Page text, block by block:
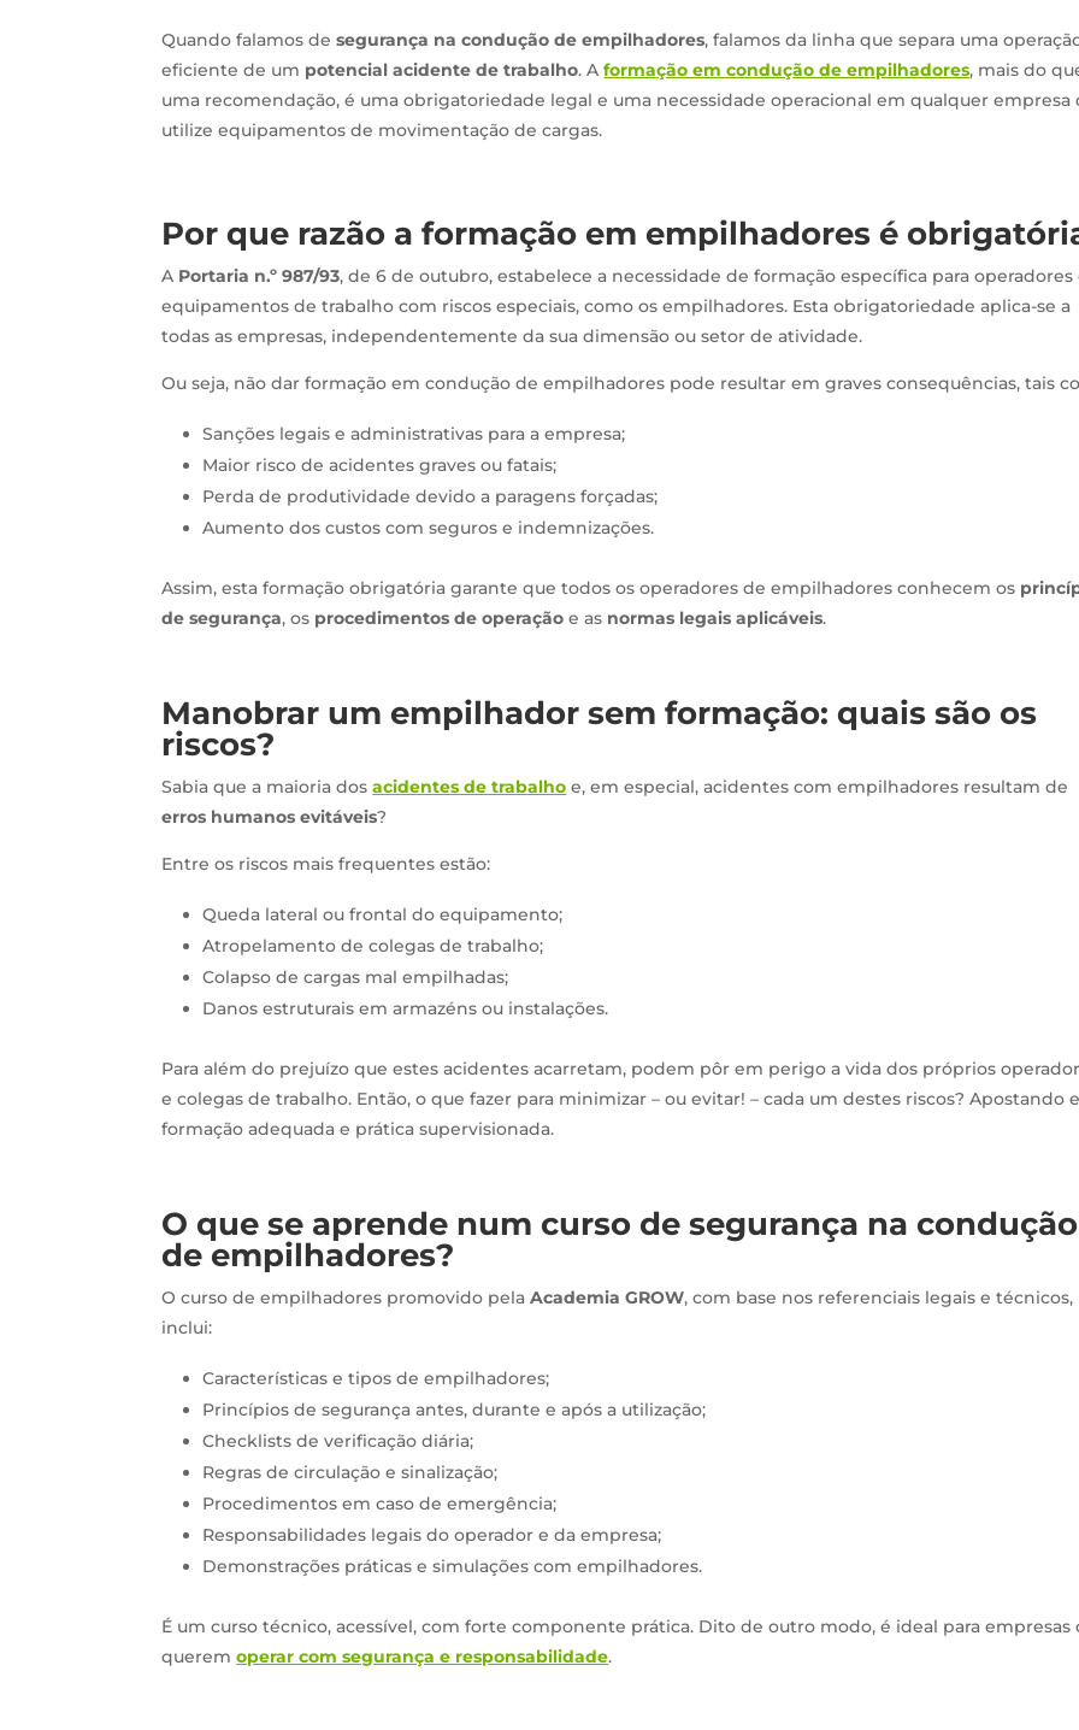
Quando falamos desegurança na condução de empilhadores, falamos da linha que separa uma
eficiente de um potencial acidente de trabalho. Aformação em condução de empilhadores, mais do
uma recomendação, é uma obrigatoriedade legal e uma necessidade operacional em qualquer empresa
utilize equipamentos de movimentação de cargas.
Por que razão a formação em empilhadores é
A Portaria n.º 987/93, de 6 de outubro, estabelece a necessidade de formação específica para operadores
equipamentos de trabalho com riscos especiais, como os empilhadores. Esta obrigatoriedade aplica-se a
todas as empresas, independentemente da sua dimensão ou setor de atividade.
Ou seja, não dar formação em condução de empilhadores pode resultar em graves consequências, tais
Sanções legais e administrativas para a empresa;
Maior risco de acidentes graves ou fatais;
Perda de produtividade devido a paragens forçadas;
Aumento dos custos com seguros e indemnizações.
Assim, esta formação obrigatória garante que todos os operadores de empilhadores conhecem os
de segurança, os procedimentos de operação e as normas legais aplicáveis.
Manobrar um empilhador sem formação: quais são os
riscos?
Sabia que a maioria dosacidentes de trabalho e, em especial, acidentes com empilhadores resultam de
erros humanos evitáveis?
Entre os riscos mais frequentes estão:
Queda lateral ou frontal do equipamento;
Atropelamento de colegas de trabalho;
Colapso de cargas mal empilhadas;
Danos estruturais em armazéns ou instalações.
Para além do prejuízo que estes acidentes acarretam, podem pôr em perigo a vida dos próprios
e colegas de trabalho. Então, o que fazer para minimizar – ou evitar! – cada um destes riscos? Apostando
formação adequada e prática supervisionada.
O que se aprende num curso de segurança na condução
de empilhadores?
O curso de empilhadores promovido pelaAcademia GROW, com base nos referenciais legais e técnicos,
inclui:
Características e tipos de empilhadores;
Princípios de segurança antes, durante e após a utilização;
Checklists de verificação diária;
Regras de circulação e sinalização;
Procedimentos em caso de emergência;
Responsabilidades legais do operador e da empresa;
Demonstrações práticas e simulações com empilhadores.
É um curso técnico, acessível, com forte componente prática. Dito de outro modo, é ideal para empresas
queremoperar com segurança e responsabilidade.